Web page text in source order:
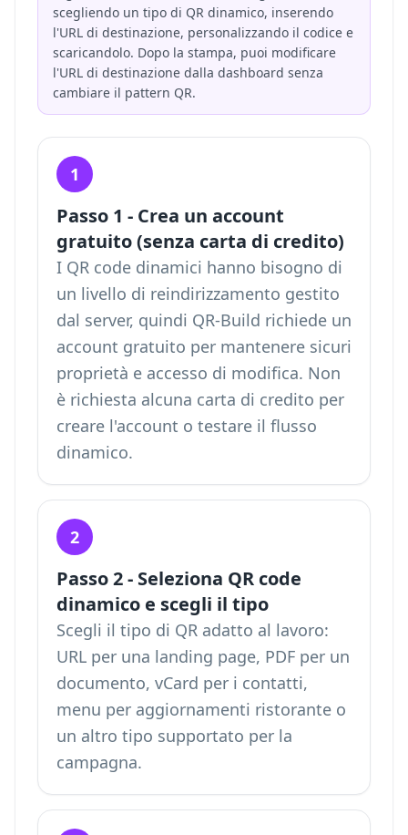
scegliendo un tipo di QR dinamico, inserendo
l'URL di destinazione, personalizzando il codice e
scaricandolo. Dopo la stampa, puoi modificare
l'URL di destinazione dalla dashboard senza
cambiare il pattern QR.
1
Passo 1 - Crea un account
gratuito (senza carta di credito)
I QR code dinamici hanno bisogno di
un livello di reindirizzamento gestito
dal server, quindi QR-Build richiede un
account gratuito per mantenere sicuri
proprietà e accesso di modifica. Non
è richiesta alcuna carta di credito per
creare l'account o testare il flusso
dinamico.
2
Passo 2 - Seleziona QR code
dinamico e scegli il tipo
Scegli il tipo di QR adatto al lavoro:
URL per una landing page, PDF per un
documento, vCard per i contatti,
menu per aggiornamenti ristorante o
un altro tipo supportato per la
campagna.